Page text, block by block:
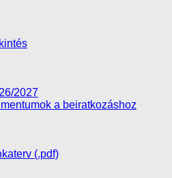
2027
a beiratkozáshoz
(.pdf)